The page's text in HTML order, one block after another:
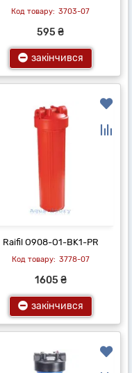
3703-07
595 ₴
закінчився
Raifil O908-O1-BK1-PR
3778-07
1605 ₴
закінчився